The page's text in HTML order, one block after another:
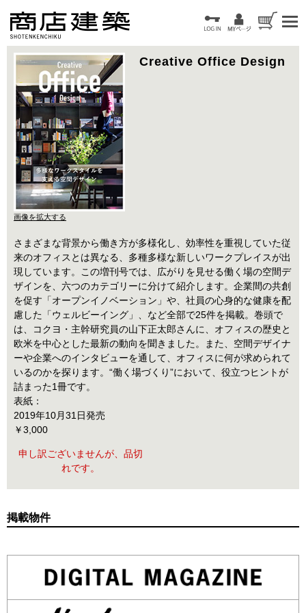
画像を拡大する
Creative Office Design
さまざまな背景から働き方が多様化し、効率性を重視していた従
来のオフィスとは異なる、多種多様な新しいワークプレイスが出
現しています。この増刊号では、広がりを見せる働く場の空間デ
ザインを、六つのカテゴリーに分けて紹介します。企業間の共創
を促す「オープンイノベーション」や、社員の心身的な健康を配
慮した「ウェルビーイング」、など全部で25件を掲載。巻頭で
は、コクヨ・主幹研究員の山下正太郎さんに、オフィスの歴史と
欧米を中心とした最新の動向を聞きました。また、空間デザイナ
ーや企業へのインタビューを通して、オフィスに何が求められて
いるのかを探ります。“働く場づくり”において、役立つヒントが
詰まった1冊です。
表紙：
2019年10月31日発売
￥3,000
申し訳ございませんが、品切
れです。
掲載物件